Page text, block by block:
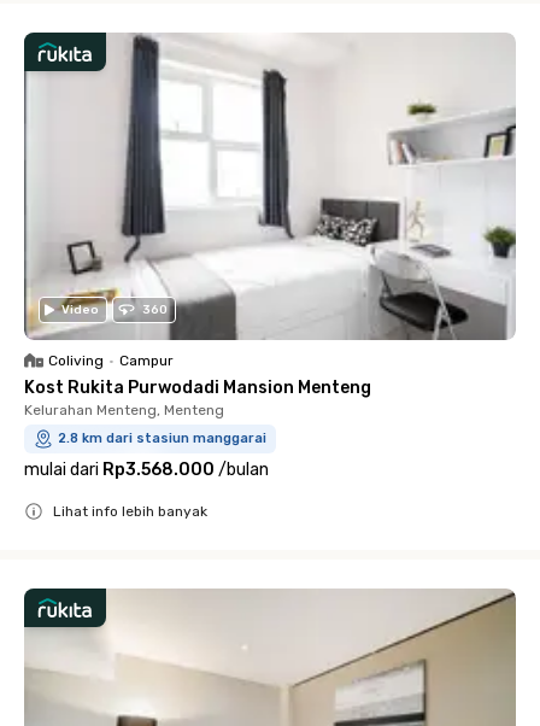
Video 360
Coliving • Campur
Kost Rukita Purwodadi Mansion Menteng
Kelurahan Menteng, Menteng
2.8 km dari stasiun manggarai
mulai dari Rp3.568.000 /bulan
Lihat info lebih banyak